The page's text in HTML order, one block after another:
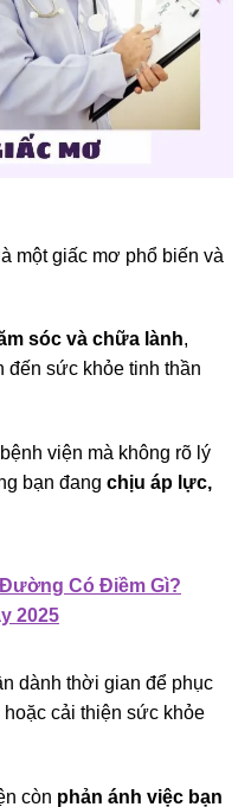
là một giấc mơ phổ biến và
sóc và chữa lành,
sức khỏe tinh thần
viện mà không rõ lý
bạn đang chịu áp lực,
Có Điềm Gì?
2025
dành thời gian để phục
cải thiện sức khỏe
còn phản ánh việc bạn